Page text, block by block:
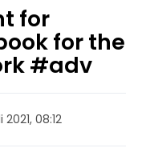
for
for the
#adv
2021, 08:12